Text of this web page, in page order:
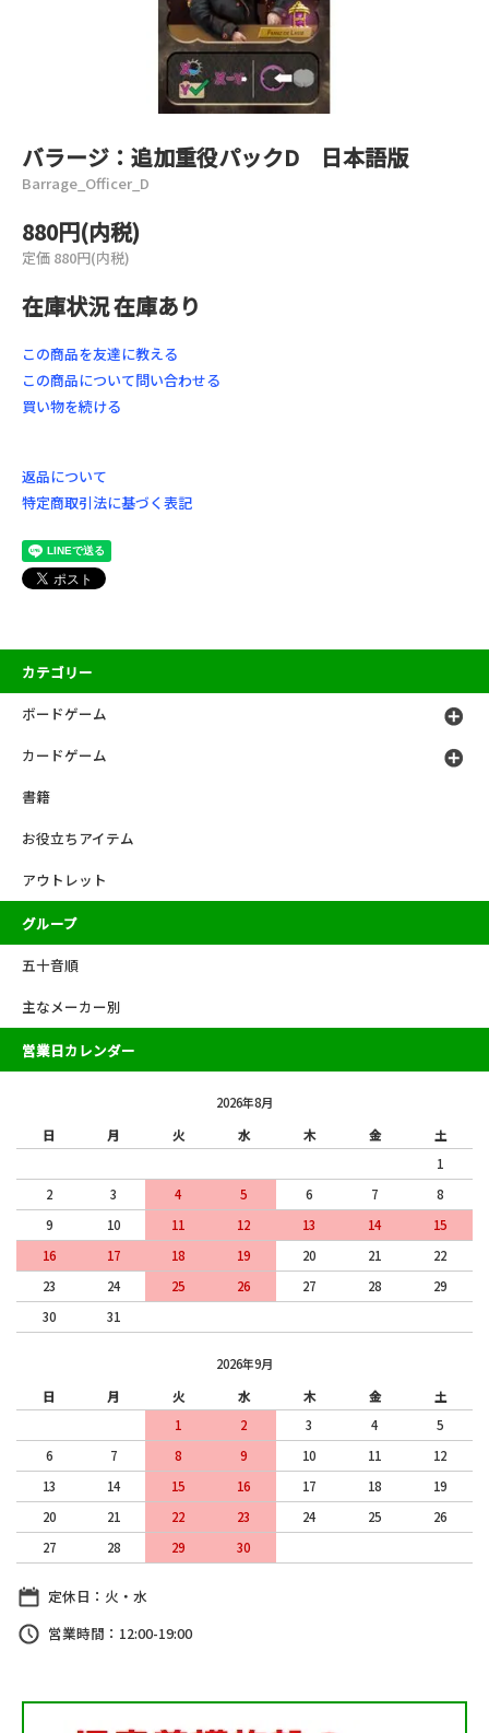
バラージ：追加重役パックD 日本語版
Barrage_Officer_D
880円(内税)
定価 880円(内税)
在庫状況 在庫あり
この商品を友達に教える
この商品について問い合わせる
買い物を続ける
返品について
特定商取引法に基づく表記
カテゴリー
ボードゲーム
カードゲーム
書籍
お役立ちアイテム
アウトレット
グループ
五十音順
主なメーカー別
営業日カレンダー
2026年8月
日
月 火 水 木 金
土
1
2
3 4 5 6 7
8
9
10 11 12 13 14
15
16
17 18 19 20 21
22
23
24 25 26 27 28
29
30
31
2026年9月
日
月 火 水 木 金
土
1
2 3 4
5
6
7 8 9 10 11
12
13
14 15 16 17 18
19
20
21 22 23 24 25
26
27
28 29 30
定休日：火・水
営業時間：12:00-19:00